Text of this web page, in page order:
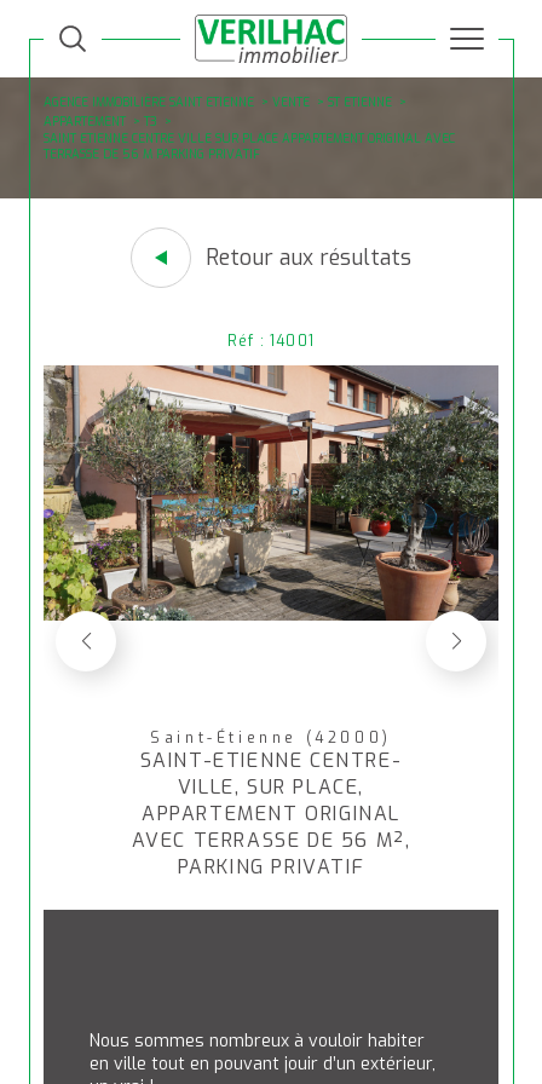
AGENCE IMMOBILIÈRE SAINT ETIENNE VENTE
ST ETIENNE
APPARTEMENT
T3
SAINT ETIENNE CENTRE VILLE SUR PLACE APPARTEMENT ORIGINAL AVEC
TERRASSE DE 56 M PARKING PRIVATIF
Retour aux résultats
Réf : 14001
Saint-Étienne (42000)
SAINT-ETIENNE CENTRE-
VILLE, SUR PLACE,
APPARTEMENT ORIGINAL
AVEC TERRASSE DE 56 M²,
PARKING PRIVATIF
Nous sommes nombreux à vouloir habiter
en ville tout en pouvant jouir d’un extérieur,